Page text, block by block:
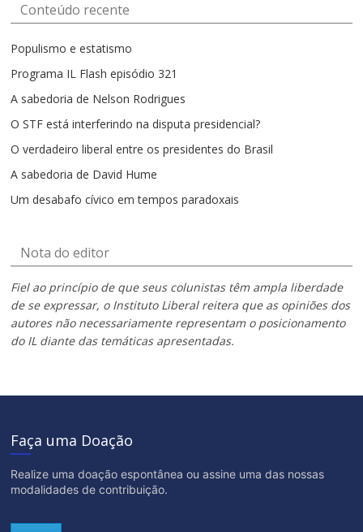
Conteúdo recente
Populismo e estatismo
Programa IL Flash episódio 321
A sabedoria de Nelson Rodrigues
O STF está interferindo na disputa presidencial?
O verdadeiro liberal entre os presidentes do Brasil
A sabedoria de David Hume
Um desabafo cívico em tempos paradoxais
Nota do editor
Fiel ao princípio de que seus colunistas têm ampla liberdade
de se expressar, o Instituto Liberal reitera que as opiniões dos
autores não necessariamente representam o posicionamento
do IL diante das temáticas apresentadas.
Faça uma Doação
Realize uma doação espontânea ou assine uma das nossas
modalidades de contribuição.